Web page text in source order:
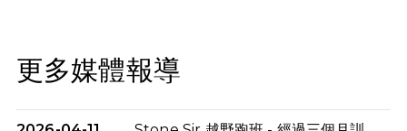
更多媒體報導